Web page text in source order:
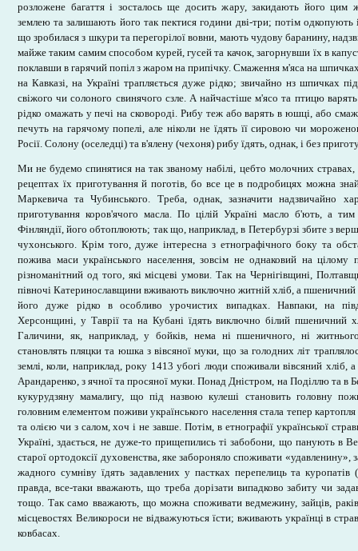
розложене багаття і зосталось ще досить жару, закидають його цим
землею та залишають його так пектися години дві-три; потім
що зробилася з шкури та перегорілої вовни, мають чудову баранину,
майже таким самим способом курей, гусей та качок, загорнувши їх в
поклавши в гарячий попіл з жаром на припічку. Смаження м'яса на
на Кавказі, на Україні трапляється дуже рідко; звичайно нз шпичках
свіжого чи солоного свинячого сзле. А найчастіше м'ясо та птицю
рідко омажать у печі на сковороді. Рибу теж або варять в юшці, або
печуть на гарячому попелі, але ніколи не їдять її сировою чи
Росії. Солону (оселедці) та в'ялену (чехоня) рибу їдять, однак, і без
Ми не будемо спинятися на так званому набілі, цебто молочних
рецептах їх приготування й поготів, бо все це в подробицях можна
Маркевича та Чубинського. Треба, однак, зазначити надзвичайно
приготування коров'ячого масла. По цілій Україні масло б'ють, а
Фінляндії, його обтоплюють; так що, наприклад, в Петербурзі збите з
чухонського. Крім того, дуже інтересна з етнографічного боку та
пожива маси українського населення, зовсім не однаковий на цілому
різноманітний од того, які місцеві умови. Так на Чернігівщині,
півночі Катеринославщини вживають виключно житній хліб, а пшеничний
його дуже рідко в особливо урочистих випадках. Навпаки, на
Херсонщині, у Таврії та на Кубані їдять виключно білий пшеничний
Галичини, як, наприклад, у бойків, нема ні пшеничного, ні
становлять пляцки та юшка з вівсяної муки, що за голодних літ
землі, коли, наприклад, року 1413 убогі люди споживали вівсяний хліб,
Арандаренко, з ячної та просяної муки. Понад Дністром, на Поділлю та в
кукурудзяну мамалигу, що під назвою кулеші становить головну
головним елементом поживи українського населення стала тепер
та олією чи з салом, хоч і не завше. Потім, в етнографії української
Україні, здається, не дуже-то прищепились ті забобони, що панують в
старої ортодоксії духовенства, яке забороняло споживати «удавленину»,
жадного сумніву їдять задавлених у пастках перепелиць та
правда, все-таки вважають, що треба дорізати випадково забиту чи
тощо. Так само вважають, що можна споживати ведмежину, зайців,
місцевостях Великороси не відважуються їсти; вживають українці в
ковбасах.